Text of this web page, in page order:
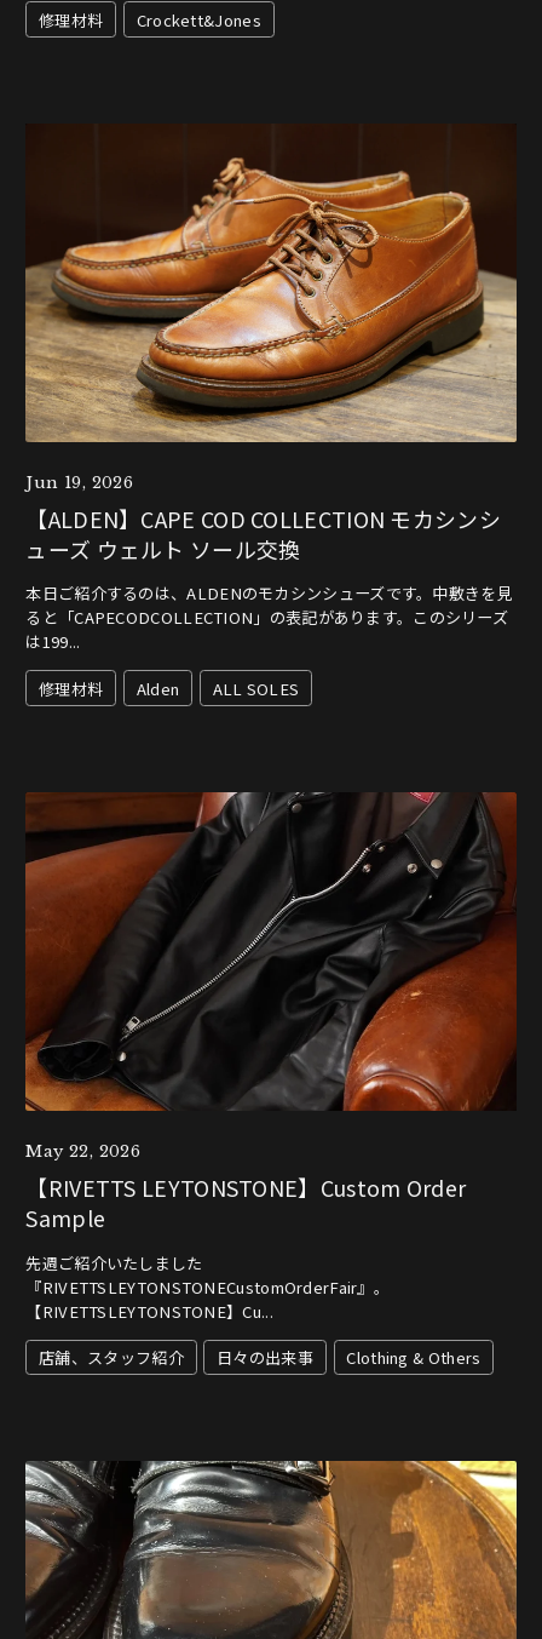
修理材料 Crockett&Jones
Jun 19, 2026
【ALDEN】CAPE COD COLLECTION モカシンシ
ューズ ウェルト ソール交換
本日ご紹介するのは、ALDENのモカシンシューズです。中敷きを見
ると「CAPECODCOLLECTION」の表記があります。このシリーズ
は199...
修理材料 Alden ALL SOLES
May 22, 2026
【RIVETTS LEYTONSTONE】Custom Order
Sample
先週ご紹介いたしました
『RIVETTSLEYTONSTONECustomOrderFair』。
【RIVETTSLEYTONSTONE】Cu...
店舗、スタッフ紹介 日々の出来事 Clothing & Others